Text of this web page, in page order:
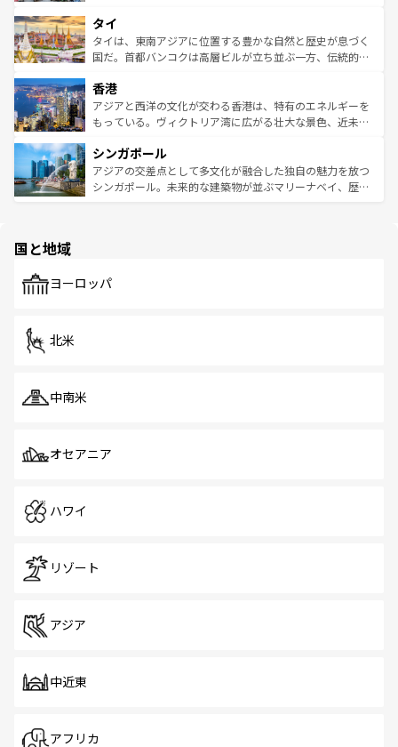
リティに包まれながら、韓国の多彩な魅力を心ゆくまで味
わってみてほしい。 なお、新着の韓国情報はコンテンツ一
覧を参照してほしい。
急速な発展と共に伝統が息づく。ハノイの古い町並みやホ
ーチミン市のフランス統治時代の建物も、独特の雰囲気を
醸し出している。また、バラエティの豊かさとおいしさで
とつ。フォーやバインミー、ベトナムコーヒーなどは、ぜ
ひ現地で味わいたい。どの地域を訪れてもあたたかい人々
が旅行者を迎えてくれるので、きっと忘れられない旅にな
参照してほしい。
タイ
タイは、東南アジアに位置する豊かな自然と歴史が息づく
国だ。首都バンコクは高層ビルが立ち並ぶ一方、伝統的な
の活気が交差している。北部ではチェンマイなどの山岳地
帯で自然と触れ合い、南部ではプーケットやクラビの美し
いビーチでリゾート気分を楽しむことができる。タイ料理
激する。気候は一年中温暖で、どの季節にも異なる楽しみ
が待っている。親しみやすいタイの人々、仏教を中心とし
た文化、そして多様な観光資源が、訪れる旅人を魅了し続
香港
アジアと西洋の文化が交わる香港は、特有のエネルギーを
もっている。ヴィクトリア湾に広がる壮大な景色、近未来
み、どこを訪れても感動するはず。観光スポットが密集し
ており、効率よく見どころを回れるのも魅力。息をのむよ
うな絶景から文化的な体験まで、香港を存分に楽しみ尽く
シンガポール
アジアの交差点として多文化が融合した独自の魅力を放つ
シンガポール。未来的な建築物が並ぶマリーナベイ、歴史
で、ホーカーズは地元の風情を楽しめる外せないスポット
国と地域
ヨーロッパ
北米
中南米
オセアニア
ハワイ
リゾート
アジア
中近東
アフリカ